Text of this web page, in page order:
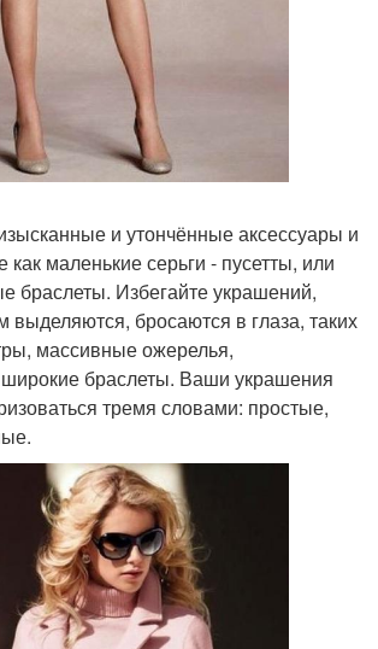
и утончённые аксессуары и
как маленькие серьги - пусетты, или
браслеты. Избегайте украшений,
выделяются, бросаются в глаза, таких
массивные ожерелья,
браслеты. Ваши украшения
тремя словами: простые,